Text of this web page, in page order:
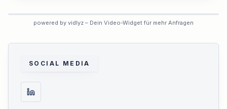
Dieses Profil hat das interaktive
powered by vidlyz – Dein Video-Widget für mehr Anfragen
SOCIAL MEDIA